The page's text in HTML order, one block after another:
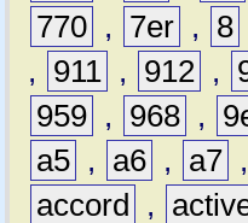
770 , 7er , 8
,
911 , 912 ,
959 , 968 ,
a5 , a6 , a7 ,
accord
,